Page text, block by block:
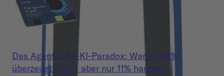
Das Agentische-KI-Paradox: Warum 86%
überzeugt sind – aber nur 11% handeln